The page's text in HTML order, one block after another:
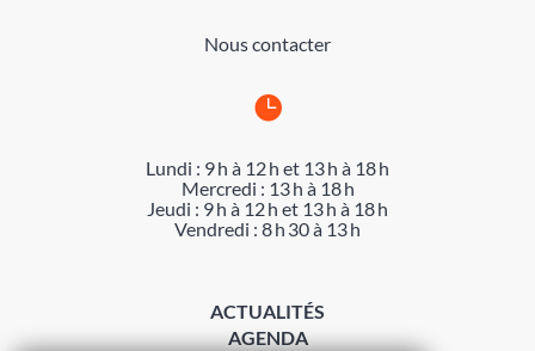
Nous contacter

Lundi : 9 h à 12 h et 13 h à 18 h
Mercredi : 13 h à 18 h
Jeudi : 9 h à 12 h et 13 h à 18 h
Vendredi : 8 h 30 à 13 h
ACTUALITÉS
AGENDA